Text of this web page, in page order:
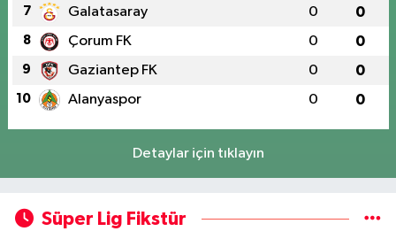
7 Galatasaray 0 0
8 Çorum FK 0 0
9 Gaziantep FK 0 0
10 Alanyaspor 0 0
Detaylar için tıklayın
Süper Lig Fikstür